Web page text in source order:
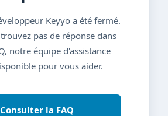
Keyyo a été fermé.
pas de réponse dans
notre équipe d'assistance
pour vous aider.
Consulter la FAQ